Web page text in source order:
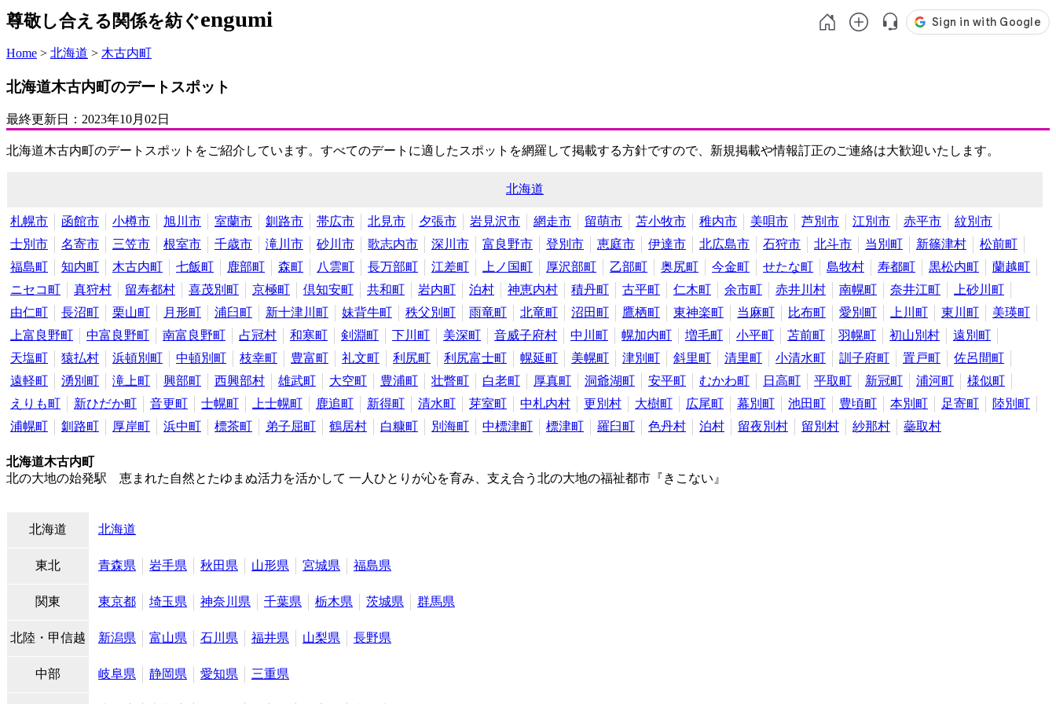
尊敬し合える関係を紡ぐengumi
Home > 北海道 > 木古内町
北海道木古内町のデートスポット
最終更新日： 2023年10月02日
北海道木古内町のデートスポットをご紹介しています。すべてのデートに適したスポットを網羅して掲載する方針ですので、新規掲載や情報訂正のご連絡は大歓迎いたします。
北海道
札幌市 函館市 小樽市 旭川市 室蘭市 釧路市 帯広市 北見市 夕張市 岩見沢市 網走市 留萌市 苫小牧市 稚内市 美唄市 芦別市 江別市 赤平市
紋別市
士別市
名寄市 三笠市 根室市 千歳市 滝川市 砂川市 歌志内市 深川市 富良野市 登別市 恵庭市 伊達市 北広島市 石狩市 北斗市 当別町 新篠津村
松前町
福島町
知内町 木古内町 七飯町 鹿部町 森町 八雲町 長万部町 江差町 上ノ国町 厚沢部町 乙部町 奥尻町 今金町 せたな町 島牧村 寿都町 黒松内町
蘭越町
ニセコ町
真狩村 留寿都村 喜茂別町 京極町 倶知安町 共和町 岩内町 泊村 神恵内村 積丹町 古平町 仁木町 余市町 赤井川村 南幌町 奈井江町
上砂川町
由仁町
長沼町 栗山町 月形町 浦臼町 新十津川町 妹背牛町 秩父別町 雨竜町 北竜町 沼田町 鷹栖町 東神楽町 当麻町 比布町 愛別町 上川町 東川町
美瑛町
上富良野町
中富良野町 南富良野町 占冠村 和寒町 剣淵町 下川町 美深町 音威子府村 中川町 幌加内町 増毛町 小平町 苫前町 羽幌町 初山別村
遠別町
天塩町
猿払村 浜頓別町 中頓別町 枝幸町 豊富町 礼文町 利尻町 利尻富士町 幌延町 美幌町 津別町 斜里町 清里町 小清水町 訓子府町 置戸町
佐呂間町
遠軽町
湧別町 滝上町 興部町 西興部村 雄武町 大空町 豊浦町 壮瞥町 白老町 厚真町 洞爺湖町 安平町 むかわ町 日高町 平取町 新冠町 浦河町
様似町
えりも町
新ひだか町 音更町 士幌町 上士幌町 鹿追町 新得町 清水町 芽室町 中札内村 更別村 大樹町 広尾町 幕別町 池田町 豊頃町 本別町 足寄町
陸別町
浦幌町
釧路町 厚岸町 浜中町 標茶町 弟子屈町 鶴居村 白糠町 別海町 中標津町 標津町 羅臼町 色丹村 泊村 留夜別村 留別村 紗那村 蘂取村
北海道木古内町
北の大地の始発駅 恵まれた自然とたゆまぬ活力を活かして 一人ひとりが心を育み、支え合う北の大地の福祉都市『きこない』
北海道 北海道
東北 青森県 岩手県 秋田県 山形県 宮城県 福島県
関東 東京都 埼玉県 神奈川県 千葉県 栃木県 茨城県 群馬県
北陸・甲信越 新潟県 富山県 石川県 福井県 山梨県 長野県
中部 岐阜県 静岡県 愛知県 三重県